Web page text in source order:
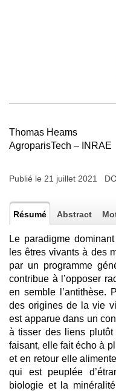
Thomas Heams
AgroparisTech – INRAE
Publié le 21 juillet 2021
Résumé Abstract
Le paradigme
les êtres vivants à des
par un programme
contribue à l’opposer
en semble l’antithèse.
des origines de la vie
est apparue dans un
à tisser des liens plutôt
faisant, elle fait écho à
et en retour elle
qui est peuplée
biologie et la